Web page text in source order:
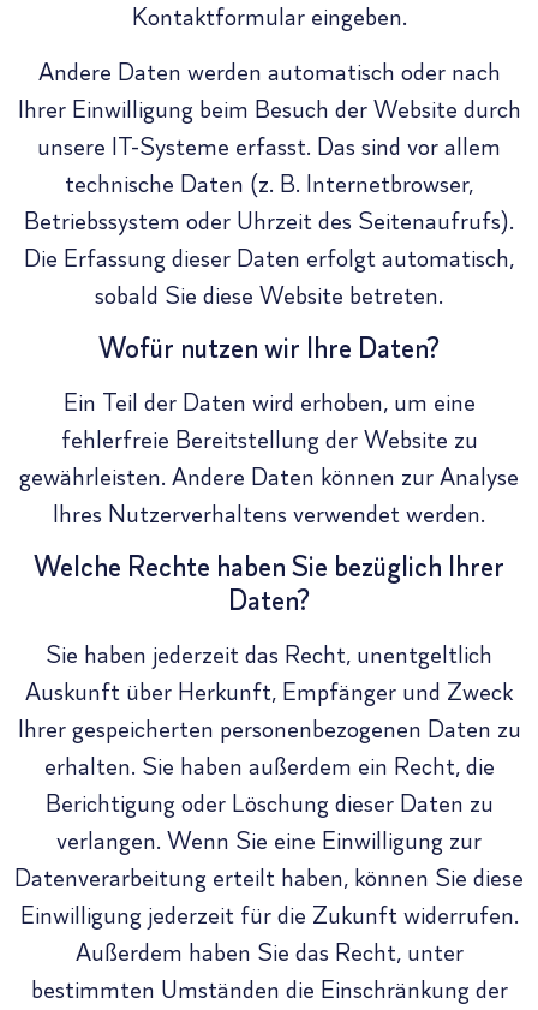
Kontaktformular eingeben.
Andere Daten werden automatisch oder nach
Ihrer Einwilligung beim Besuch der Website durch
unsere IT-Systeme erfasst. Das sind vor allem
technische Daten (z. B. Internetbrowser,
Betriebssystem oder Uhrzeit des Seitenaufrufs).
Die Erfassung dieser Daten erfolgt automatisch,
sobald Sie diese Website betreten.
Wofür nutzen wir Ihre Daten?
Ein Teil der Daten wird erhoben, um eine
fehlerfreie Bereitstellung der Website zu
gewährleisten. Andere Daten können zur Analyse
Ihres Nutzerverhaltens verwendet werden.
Welche Rechte haben Sie bezüglich Ihrer
Daten?
Sie haben jederzeit das Recht, unentgeltlich
Auskunft über Herkunft, Empfänger und Zweck
Ihrer gespeicherten personenbezogenen Daten zu
erhalten. Sie haben außerdem ein Recht, die
Berichtigung oder Löschung dieser Daten zu
verlangen. Wenn Sie eine Einwilligung zur
Datenverarbeitung erteilt haben, können Sie diese
Einwilligung jederzeit für die Zukunft widerrufen.
Außerdem haben Sie das Recht, unter
bestimmten Umständen die Einschränkung der